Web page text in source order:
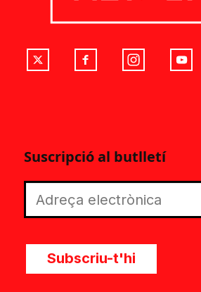
Suscripció al butlletí
Subscriu-t'hi